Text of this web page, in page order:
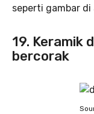
seperti gambar di
19. Keramik
bercorak